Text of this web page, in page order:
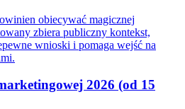
obiecywać magicznej
zbiera publiczny kontekst,
wnioski i pomaga wejść na
2026 (od 15